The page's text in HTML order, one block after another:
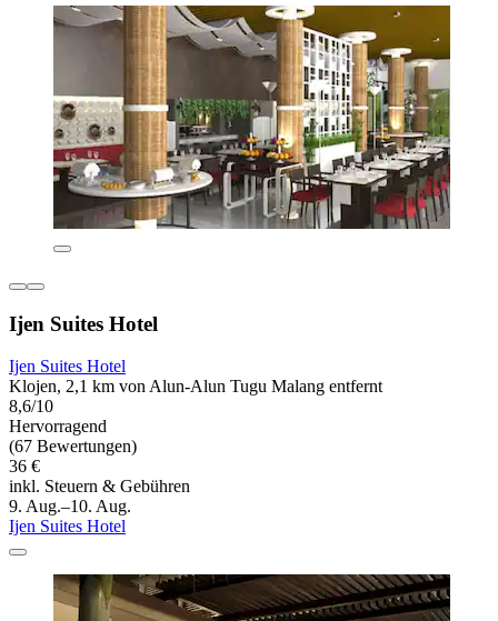
Ijen Suites Hotel
Ijen Suites Hotel
Klojen, 2,1 km von Alun-Alun Tugu Malang entfernt
8,6/10
Hervorragend
(67 Bewertungen)
36 €
inkl. Steuern & Gebühren
9. Aug.–10. Aug.
Ijen Suites Hotel